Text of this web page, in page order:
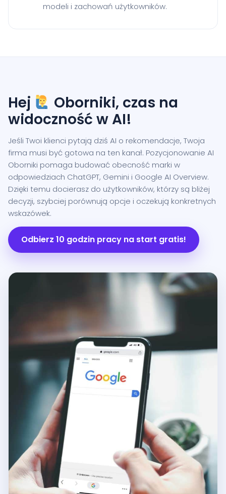
modeli i zachowań użytkowników.
Hej
Oborniki, czas na
widoczność w AI!
Jeśli Twoi klienci pytają dziś AI o rekomendacje, Twoja
firma musi być gotowa na ten kanał. Pozycjonowanie AI
Oborniki pomaga budować obecność marki w
odpowiedziach ChatGPT, Gemini i Google AI Overview.
Dzięki temu docierasz do użytkowników, którzy są bliżej
decyzji, szybciej porównują opcje i oczekują konkretnych
wskazówek.
Odbierz 10 godzin pracy na start gratis!